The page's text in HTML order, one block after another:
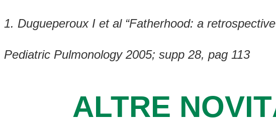
1. Dugueperoux I et al “Fatherhood: a
Pediatric Pulmonology 2005; supp 28, pag 113
ALTRE